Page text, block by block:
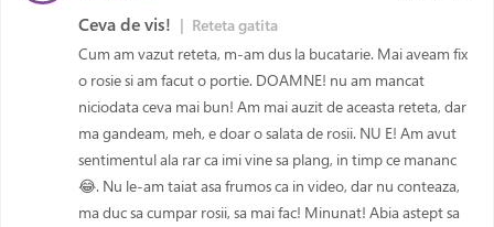
Ceva de vis! | Reteta gatita
Cum am vazut reteta, m-am dus la bucatarie. Mai aveam fix
o rosie si am facut o portie. DOAMNE! nu am mancat
niciodata ceva mai bun! Am mai auzit de aceasta reteta, dar
ma gandeam, meh, e doar o salata de rosii. NU E! Am avut
sentimentul ala rar ca imi vine sa plang, in timp ce mananc
😂. Nu le-am taiat asa frumos ca in video, dar nu conteaza,
ma duc sa cumpar rosii, sa mai fac! Minunat! Abia astept sa